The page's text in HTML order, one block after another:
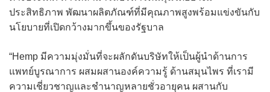
ประสิทธิภาพ พัฒนาผลิตภัณฑ์ที่มีคุณภาพสูงพร้อมแข่งขันกับ
นโยบายที่เปิดกว้างมากขึ้นของรัฐบาล
“Hemp มีความมุ่งมั่นที่จะผลักดันบริษัทให้เป็นผู้นำด้านการ
แพทย์บูรณาการ ผสมผสานองค์ความรู้ ด้านสมุนไพร ที่เรามี
ความเชี่ยวชาญและชำนาญหลายชั่วอายุคน ผสานกับ